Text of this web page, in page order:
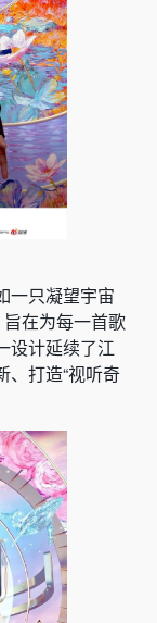
一只凝望宇宙
旨在为每一首歌
设计延续了江
、打造“视听奇